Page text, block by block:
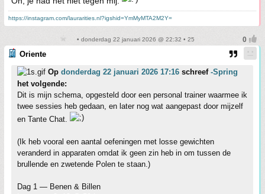
https://instagram.com/laurarities.nl?igshid=YmMyMTA2M2Y=
• donderdag 22 januari 2026 @ 22:32 • 25
Oriente
Op donderdag 22 januari 2026 17:16 schreef -Spring
het volgende:
Dit is mijn schema, opgesteld door een personal trainer waarmee ik
twee sessies heb gedaan, en later nog wat aangepast door mijzelf
en Tante Chat.
(Ik heb vooral een aantal oefeningen met losse gewichten
veranderd in apparaten omdat ik geen zin heb in om tussen de
brullende en zwetende Polen te staan.)
Dag 1 — Benen & Billen